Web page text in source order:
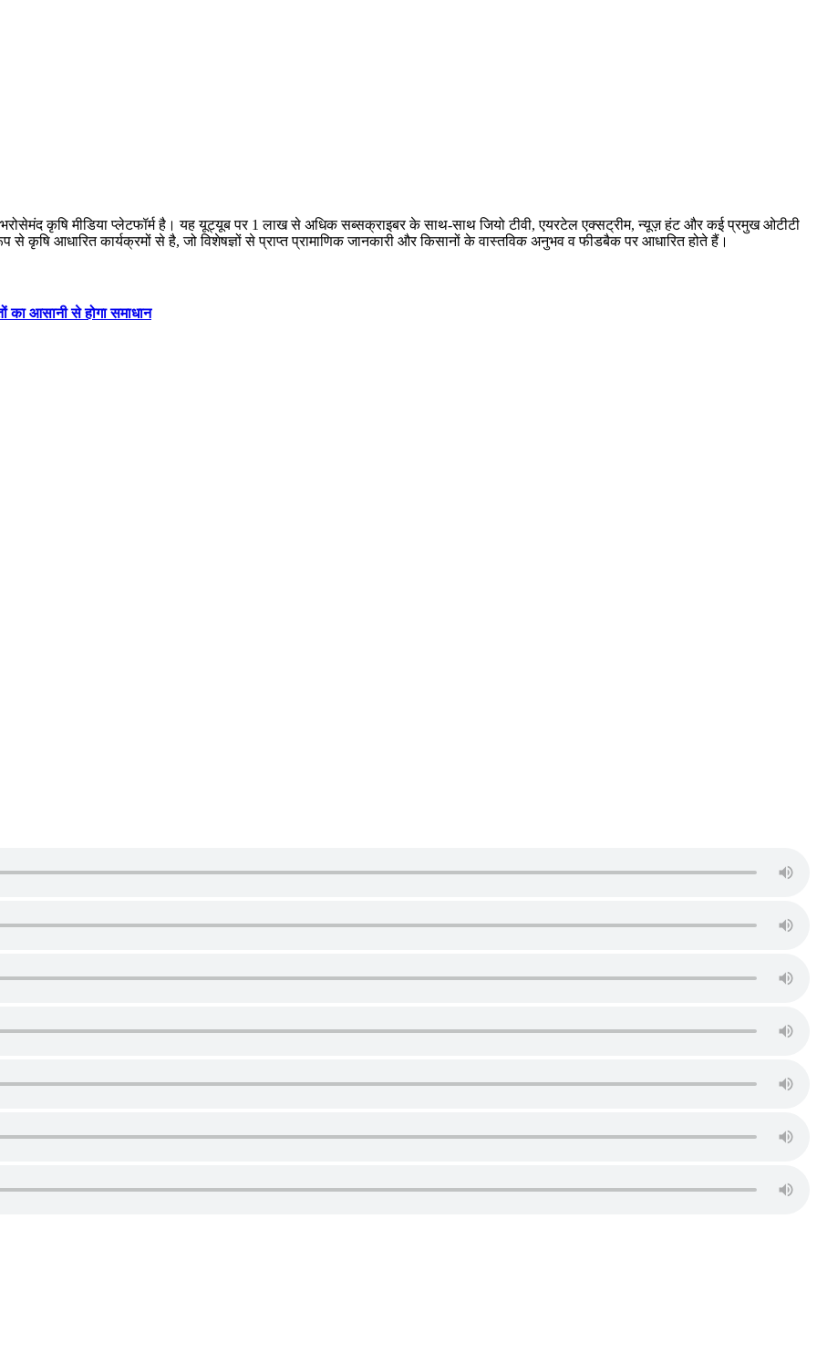
कृषि मीडिया प्लेटफॉर्म है। यह यूट्यूब पर 1 लाख से अधिक सब्सक्राइबर के साथ-साथ जियो टीवी, एयरटेल एक्सट्रीम, न्यूज़ हंट और कई प्रमुख ओटीटी
से कृषि आधारित कार्यक्रमों से है, जो विशेषज्ञों से प्राप्त प्रामाणिक जानकारी और किसानों के वास्तविक अनुभव व फीडबैक पर आधारित होते हैं।
का आसानी से होगा समाधान